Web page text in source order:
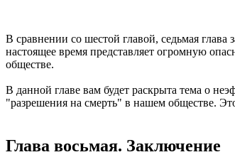
В сравнении со шестой главой, седьмая
настоящее время представляет огромную
обществе.
В данной главе вам будет раскрыта тема о
"разрешения на смерть" в нашем обществе.
Глава восьмая. Заключение